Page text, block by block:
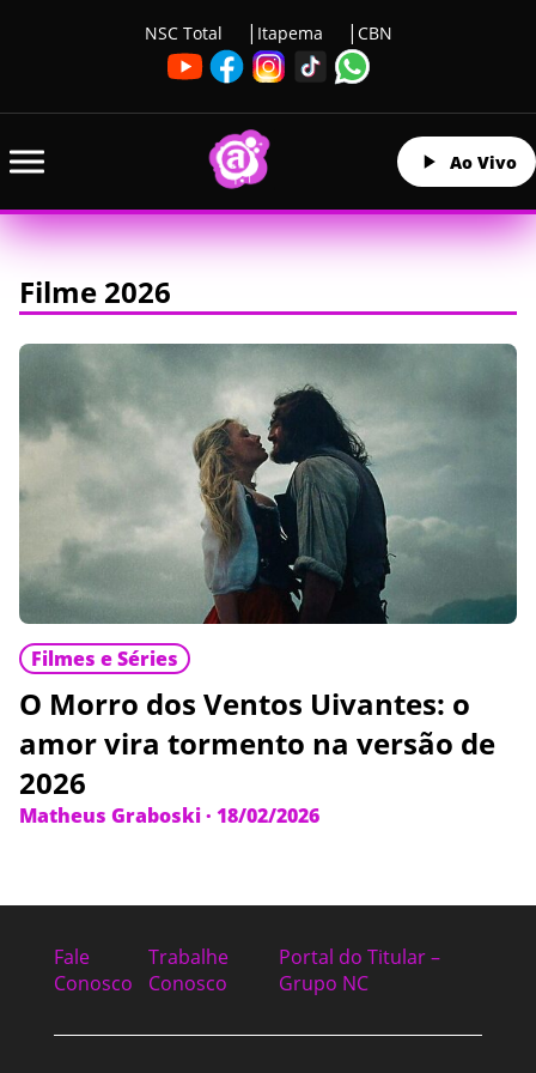
NSC Total Itapema CBN
Ao Vivo
Filme 2026
Filmes e Séries
O Morro dos Ventos Uivantes: o
amor vira tormento na versão de
2026
Matheus Graboski· 18/02/2026
Fale
Conosco
Trabalhe
Conosco
Portal do Titular –
Grupo NC